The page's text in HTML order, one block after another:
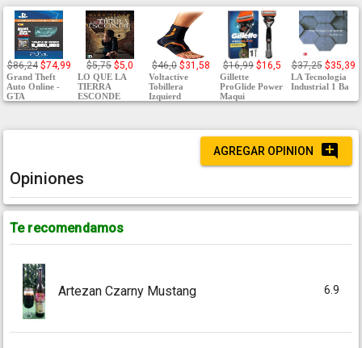
$86,24 $74,99
Grand Theft
Auto Online -
GTA
$5,75 $5,0
LO QUE LA
TIERRA
ESCONDE
$46,0 $31,58
Voltactive
Tobillera
Izquierd
$16,99 $16,5
Gillette
ProGlide Power
Maqui
$37,25 $35,39
LA Tecnologia
Industrial 1 Ba
AGREGAR OPINION
Opiniones
Te recomendamos
Artezan Czarny Mustang 6.9